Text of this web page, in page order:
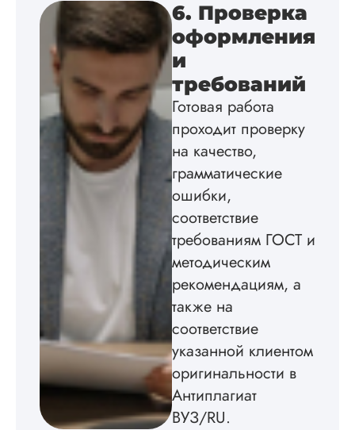
методичкой. Автор
создал структуру
теме
оформил, правда,
некоторые
изображения
пришлось
бесплатного
редактирования
Читать полный
6. Проверка
оформления
и
требований
Готовая работа
проходит проверку
на качество,
грамматические
ошибки,
соответствие
требованиям ГОСТ и
методическим
рекомендациям, а
также на
соответствие
указанной клиентом
оригинальности в
Антиплагиат
ВУЗ/RU.